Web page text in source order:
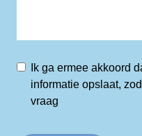
Ik ga ermee akkoord
informatie opslaat,
vraag